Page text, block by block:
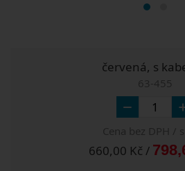
červená, s
63-455
Cena bez DPH / s
660,00 Kč /